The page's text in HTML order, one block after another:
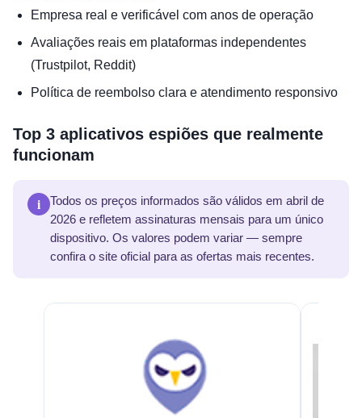
Empresa real e verificável com anos de operação
Avaliações reais em plataformas independentes
(Trustpilot, Reddit)
Política de reembolso clara e atendimento responsivo
Top 3 aplicativos espiões que realmente
funcionam
i
Todos os preços informados são válidos em abril de
2026 e refletem assinaturas mensais para um único
dispositivo. Os valores podem variar — sempre
confira o site oficial para as ofertas mais recentes.